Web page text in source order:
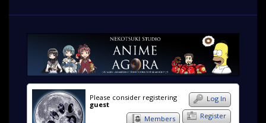
Please consider registering
guest
Log In
Register
Members